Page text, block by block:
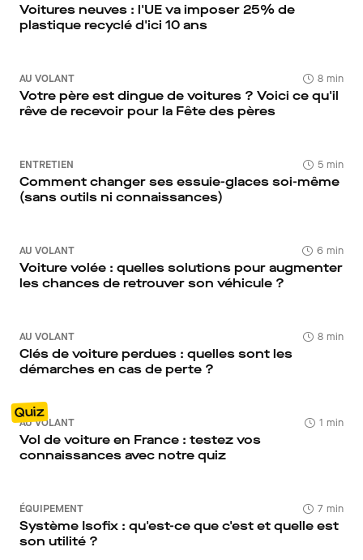
Voitures neuves : l'UE va imposer 25% de
plastique recyclé d'ici 10 ans
AU VOLANT 8 min
Votre père est dingue de voitures ? Voici ce qu'il
rêve de recevoir pour la Fête des pères
ENTRETIEN 5 min
Comment changer ses essuie-glaces soi-même
(sans outils ni connaissances)
AU VOLANT 6 min
Voiture volée : quelles solutions pour augmenter
les chances de retrouver son véhicule ?
AU VOLANT 8 min
Clés de voiture perdues : quelles sont les
démarches en cas de perte ?
Quiz
AU VOLANT 1 min
Vol de voiture en France : testez vos
connaissances avec notre quiz
ÉQUIPEMENT 7 min
Système Isofix : qu'est-ce que c'est et quelle est
son utilité ?